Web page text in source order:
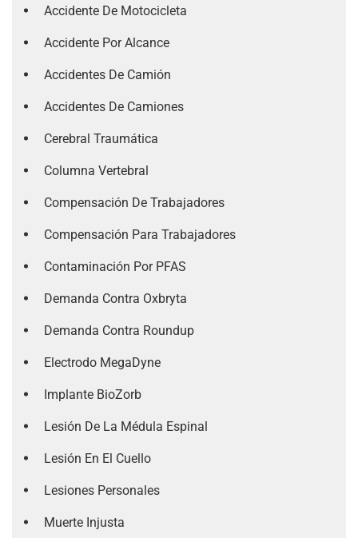
Accidente De Motocicleta
Accidente Por Alcance
Accidentes De Camión
Accidentes De Camiones
Cerebral Traumática
Columna Vertebral
Compensación De Trabajadores
Compensación Para Trabajadores
Contaminación Por PFAS
Demanda Contra Oxbryta
Demanda Contra Roundup
Electrodo MegaDyne
Implante BioZorb
Lesión De La Médula Espinal
Lesión En El Cuello
Lesiones Personales
Muerte Injusta